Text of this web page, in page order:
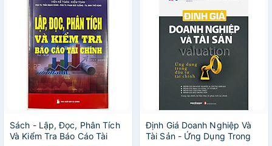
Sách - Lập, Đọc, Phân Tích
Và Kiểm Tra Báo Cáo Tài
Định Giá Doanh Nghiệp Và
Tài Sản - Ứng Dụng Trong